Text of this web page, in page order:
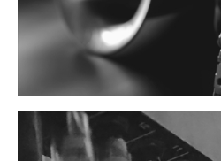
Micrófono
Sonido
Espigas y conectores